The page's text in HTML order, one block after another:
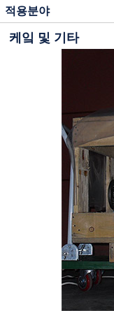
적용분야
케잌 및 기타